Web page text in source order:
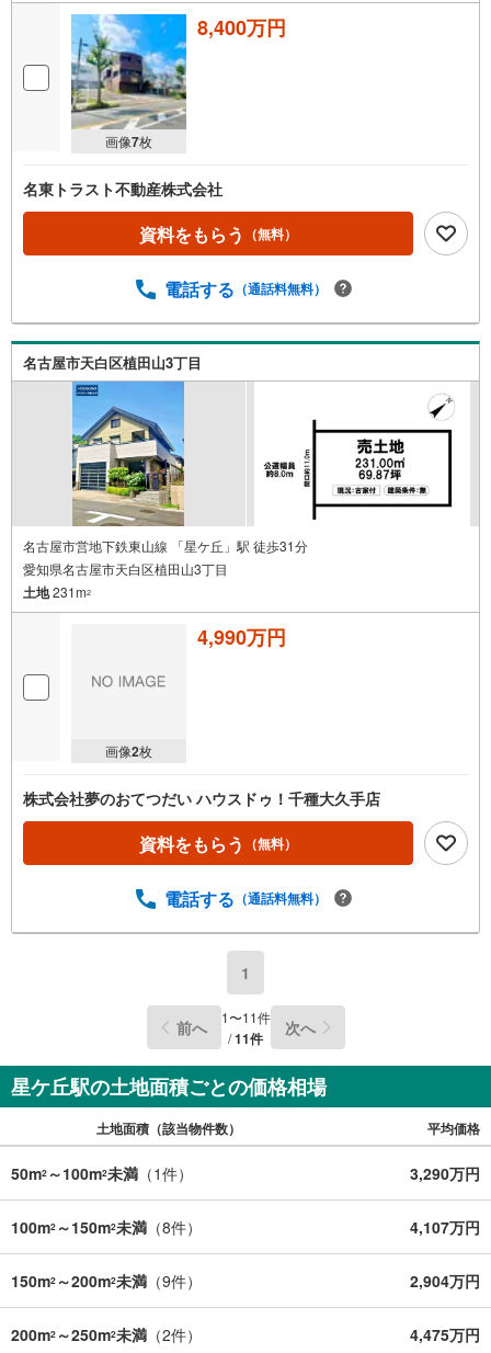
画像7枚
8,400万円
名東トラスト不動産株式会社
資料をもらう （無料）
電話する （通話料無料）
名古屋市天白区植田山3丁目
名古屋市営地下鉄東山線 「星ケ丘」駅 徒歩31分
愛知県名古屋市天白区植田山3丁目
土地231m2
画像2枚
4,990万円
株式会社夢のおてつだい ハウスドゥ！千種大久手店
資料をもらう （無料）
電話する （通話料無料）
1
前へ 1〜11件
/11件 次へ
星ケ丘駅の土地面積ごとの価格相場
土地面積（該当物件数） 平均価格
50m2 ～100m2未満 （1件） 3,290万円
100m2 ～150m2未満 （8件） 4,107万円
150m2 ～200m2未満 （9件） 2,904万円
200m2 ～250m2未満 （2件） 4,475万円